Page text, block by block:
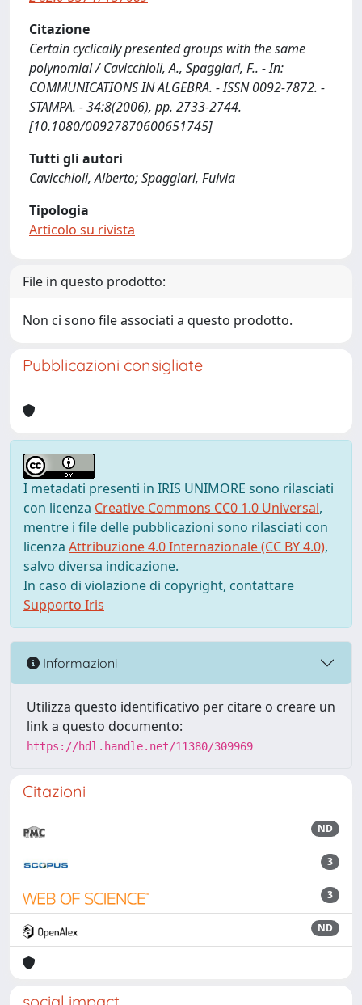
Citazione
Certain cyclically presented groups with the same
polynomial / Cavicchioli, A., Spaggiari, F.. - In:
COMMUNICATIONS IN ALGEBRA. - ISSN 0092-7872. -
STAMPA. - 34:8(2006), pp. 2733-2744.
[10.1080/00927870600651745]
Tutti gli autori
Cavicchioli, Alberto; Spaggiari, Fulvia
Tipologia
Articolo su rivista
File in questo prodotto:
Non ci sono file associati a questo prodotto.
Pubblicazioni consigliate
I metadati presenti in IRIS UNIMORE sono rilasciati
con licenza Creative Commons CC0 1.0 Universal,
mentre i file delle pubblicazioni sono rilasciati con
licenza Attribuzione 4.0 Internazionale (CC BY 4.0),
salvo diversa indicazione.
In caso di violazione di copyright, contattare
Supporto Iris
Informazioni
Utilizza questo identificativo per citare o creare un
link a questo documento:
https://hdl.handle.net/11380/309969
Citazioni
ND
3
3
ND